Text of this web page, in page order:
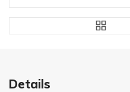
Details